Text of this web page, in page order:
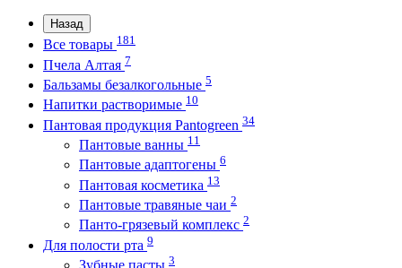
Назад
Все товары 181
Пчела Алтая 7
Бальзамы безалкогольные 5
Напитки растворимые 10
Пантовая продукция Pantogreen 34
Пантовые ванны 11
Пантовые адаптогены 6
Пантовая косметика 13
Пантовые травяные чаи 2
Панто-грязевый комплекс 2
Для полости рта 9
Зубные пасты 3